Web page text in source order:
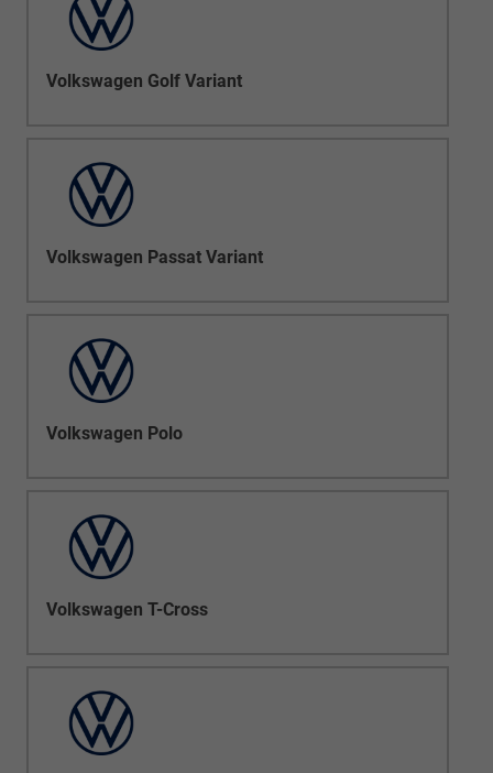
Volkswagen Golf Variant
Volkswagen Passat Variant
Volkswagen Polo
Volkswagen T-Cross